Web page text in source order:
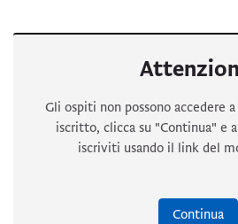
Gli ospiti non possono accedere
iscritto, clicca su "Continua" e
iscriviti usando il link del
Continua